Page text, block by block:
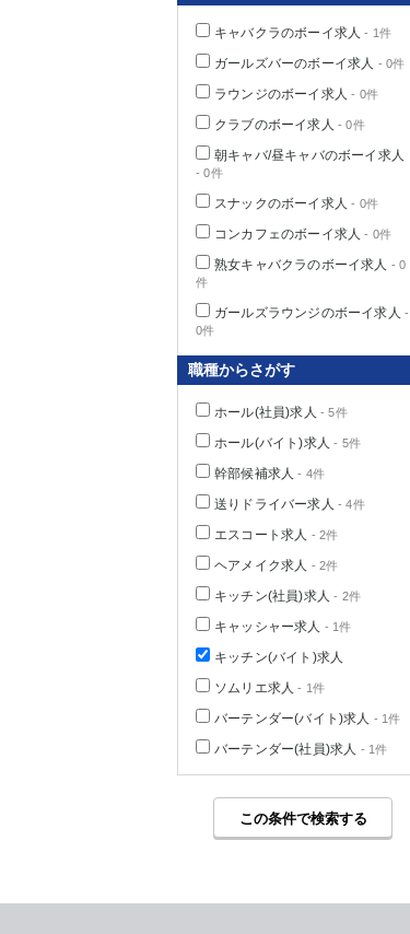
キャバクラのボーイ求人 - 1件
ガールズバーのボーイ求人 - 0件
ラウンジのボーイ求人 - 0件
クラブのボーイ求人 - 0件
朝キャバ/昼キャバのボーイ求人
- 0件
スナックのボーイ求人 - 0件
コンカフェのボーイ求人 - 0件
熟女キャバクラのボーイ求人 - 0
件
ガールズラウンジのボーイ求人 -
0件
職種からさがす
ホール(社員)求人 - 5件
ホール(バイト)求人 - 5件
幹部候補求人 - 4件
送りドライバー求人 - 4件
エスコート求人 - 2件
ヘアメイク求人 - 2件
キッチン(社員)求人 - 2件
キャッシャー求人 - 1件
キッチン(バイト)求人
ソムリエ求人 - 1件
バーテンダー(バイト)求人 - 1件
バーテンダー(社員)求人 - 1件
この条件で検索する
千葉県
茨城県
群馬県